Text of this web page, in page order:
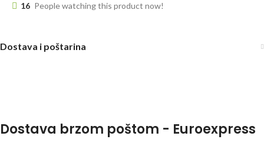
16 People watching this product now!
Dostava i poštarina
Dostava brzom poštom - Euroexpress